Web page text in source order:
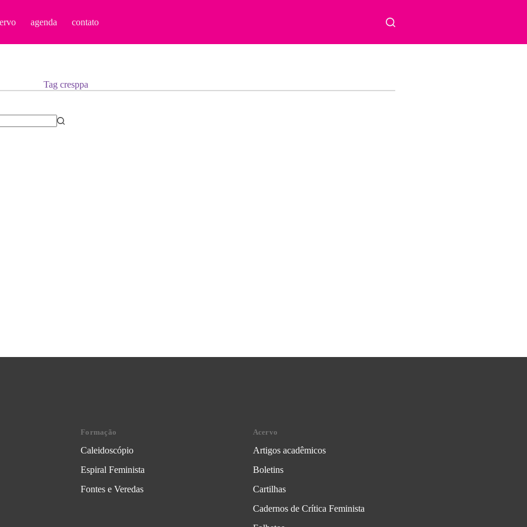
agenda contato
Tag cresppa
Formação
Caleidoscópio
Espiral Feminista
Fontes e Veredas
Acervo
Artigos acadêmicos
Boletins
Cartilhas
Cadernos de Crítica Feminista